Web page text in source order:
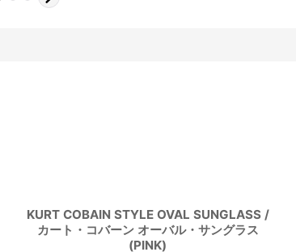
KURT COBAIN STYLE OVAL SUNGLASS /
カート・コバーン オーバル・サングラス
(PINK)